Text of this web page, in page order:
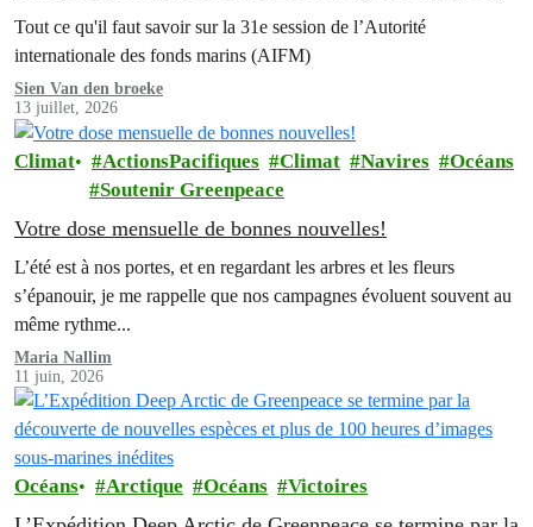
Tout ce qu'il faut savoir sur la 31e session de l’Autorité
internationale des fonds marins (AIFM)
Sien Van den broeke
13 juillet, 2026
Climat ActionsPacifiques Climat Navires
Océans
Soutenir Greenpeace
Votre dose mensuelle de bonnes nouvelles!
L’été est à nos portes, et en regardant les arbres et les fleurs
s’épanouir, je me rappelle que nos campagnes évoluent souvent au
même rythme...
Maria Nallim
11 juin, 2026
Océans Arctique Océans Victoires